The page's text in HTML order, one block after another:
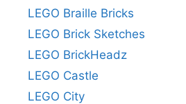
LEGO Braille Bricks
LEGO Brick Sketches
LEGO BrickHeadz
LEGO Castle
LEGO City